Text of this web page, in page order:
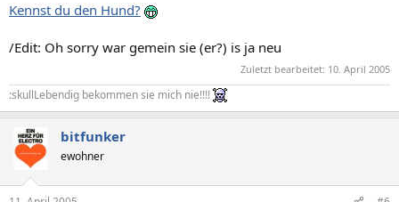
Kennst du den Hund?
/Edit: Oh sorry war gemein sie (er?) is ja neu
Zuletzt bearbeitet: 10. April 2005
:skullLebendig bekommen sie mich nie!!!!
bitfunker
ewohner